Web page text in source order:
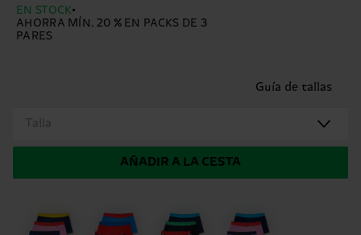
EN STOCK
AHORRA MÍN. 20 % EN PACKS DE 3
PARES
Guía de tallas
Talla
AÑADIR A LA CESTA